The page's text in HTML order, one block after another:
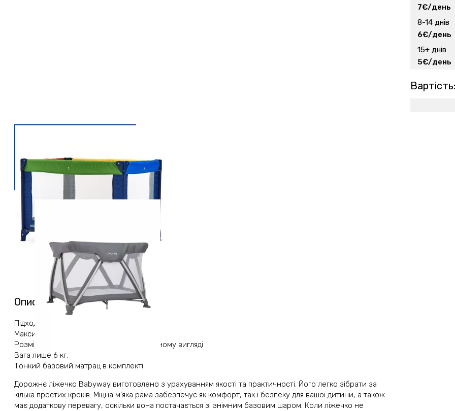
Опис
Підходить від народження до 3 років
Максимальна вага 15 кг
Розміри 780 x 1190 x 600 мм у розкладеному вигляді
Вага лише 6 кг.
Тонкий базовий матрац в комплекті.
Дорожнє ліжечко Babyway виготовлено з урахуванням якості та практичності. Його легко зібрати за
кілька простих кроків. Міцна м’яка рама забезпечує як комфорт, так і безпеку для вашої дитини, а також
має додаткову перевагу, оскільки вона постачається зі знімним базовим шаром. Коли ліжечко не
7€/день
8-14 днів
6€/день
15+ днів
5€/день
Вартість: